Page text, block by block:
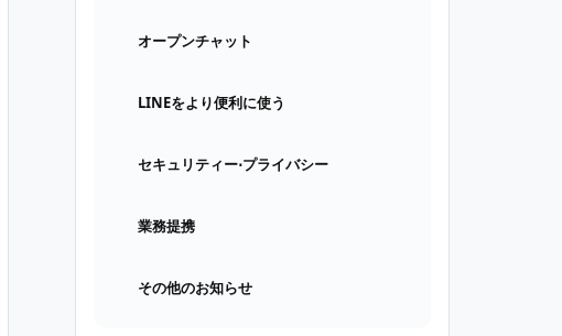
オープンチャット
LINEをより便利に使う
セキュリティー⋅プライバシー
業務提携
その他のお知らせ